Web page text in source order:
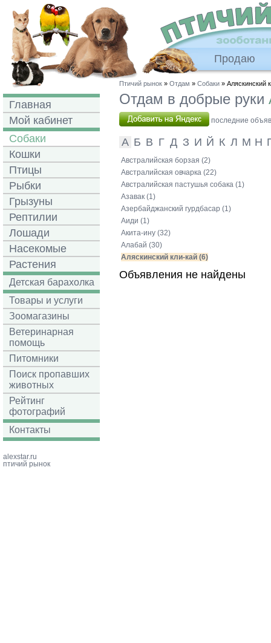
Продаю
Главная
Мой кабинет
Собаки
Кошки
Птицы
Рыбки
Грызуны
Рептилии
Лошади
Насекомые
Растения
Детская барахолка
Товары и услуги
Зоомагазины
Ветеринарная
помощь
Питомники
Поиск пропавших
животных
Рейтинг
фотографий
Контакты
Птичий рынок » Отдам » Собаки » Аляскинский
Отдам в добрые руки
последние
А Б В Г Д З И Й К Л М Н
Австралийская борзая (2)
Австралийская овчарка (22)
Австралийская пастушья собака (1)
Азавак (1)
Азербайджанский гурдбасар (1)
Аиди (1)
Акита-ину (32)
Алабай (30)
Аляскинский кли-кай (6)
Объявления не найдены
alexstar.ru
птичий рынок